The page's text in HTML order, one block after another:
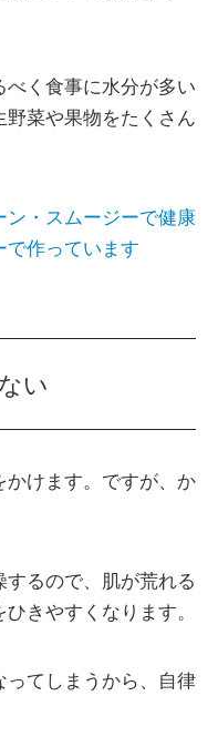
く食事に水分が多い
野菜や果物をたくさん
ン・スムージーで健康
で作っています
い
かけます。ですが、か
るので、肌が荒れる
きやすくなります。
ってしまうから、自律